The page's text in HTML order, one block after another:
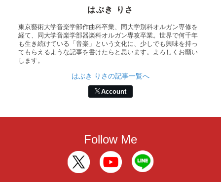
はぶき りさ
東京藝術大学音楽学部作曲科卒業、同大学別科オルガン専修を
経て、同大学音楽学部器楽科オルガン専攻卒業。世界で何千年
も生き続けている「音楽」という文化に、少しでも興味を持っ
てもらえるような記事を書けたらと思います。よろしくお願い
します。
はぶき りさの記事一覧へ
Account
Follow Me